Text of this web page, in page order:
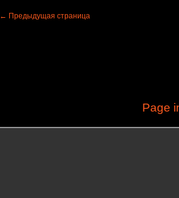
← Предыдущая страница
Page